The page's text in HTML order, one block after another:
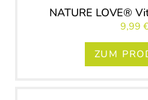
NATURE LOVE®
9,99
ZUM